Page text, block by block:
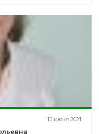
15 июня 2021